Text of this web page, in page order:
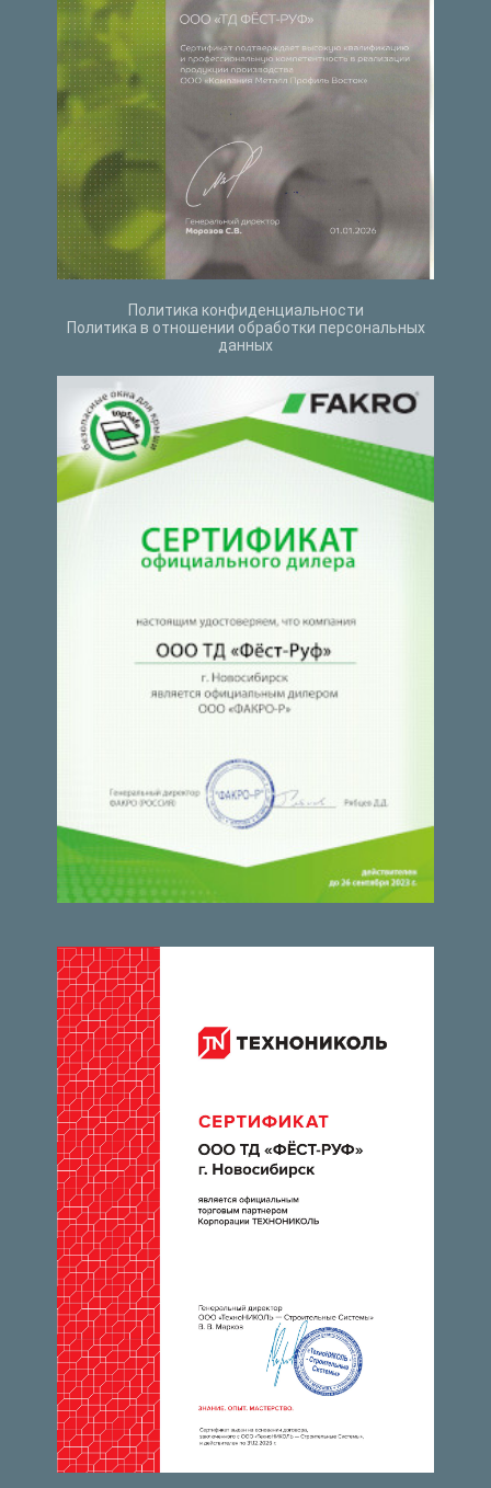
Политика конфиденциальности
Политика в отношении обработки персональных
данных